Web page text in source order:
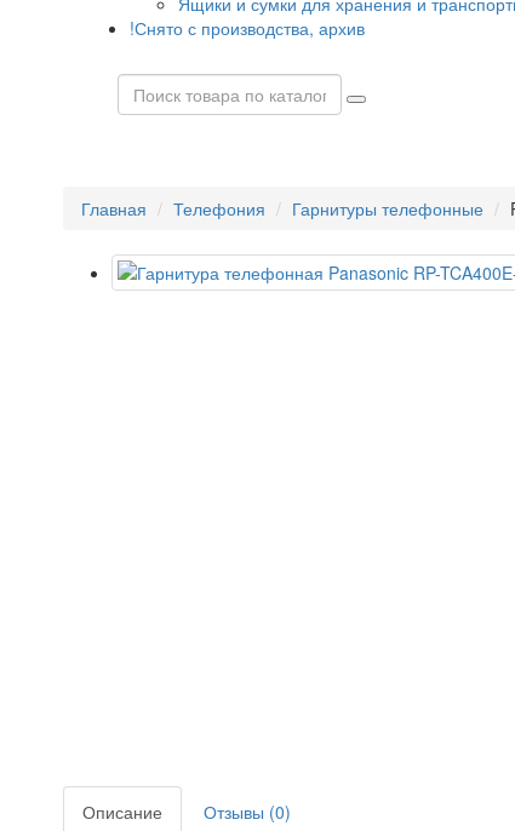
!Снято с производства, архив
Главная Телефония Гарнитуры телефонные
Описание
Отзывы (0)